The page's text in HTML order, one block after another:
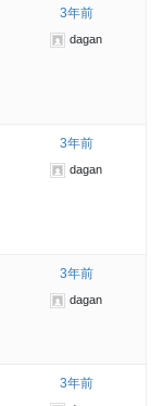
3年前
dagan
3年前
dagan
3年前
dagan
3年前